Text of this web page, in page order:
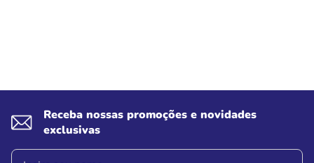
Receba nossas promoções e novidades
exclusivas